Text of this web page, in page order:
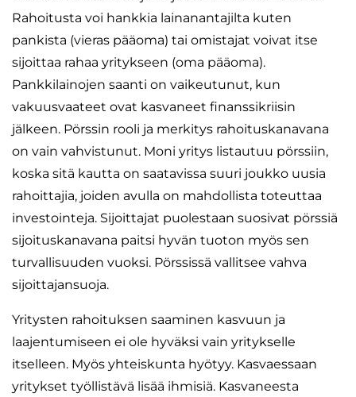
Rahoitusta voi hankkia lainanantajilta kuten
pankista (vieras pääoma) tai omistajat voivat itse
sijoittaa rahaa yritykseen (oma pääoma).
Pankkilainojen saanti on vaikeutunut, kun
vakuusvaateet ovat kasvaneet finanssikriisin
jälkeen. Pörssin rooli ja merkitys rahoituskanavana
on vain vahvistunut. Moni yritys listautuu pörssiin,
koska sitä kautta on saatavissa suuri joukko uusia
rahoittajia, joiden avulla on mahdollista toteuttaa
investointeja. Sijoittajat puolestaan suosivat pörssiä
sijoituskanavana paitsi hyvän tuoton myös sen
turvallisuuden vuoksi. Pörssissä vallitsee vahva
sijoittajansuoja.
Yritysten rahoituksen saaminen kasvuun ja
laajentumiseen ei ole hyväksi vain yritykselle
itselleen. Myös yhteiskunta hyötyy. Kasvaessaan
yritykset työllistävä lisää ihmisiä. Kasvaneesta